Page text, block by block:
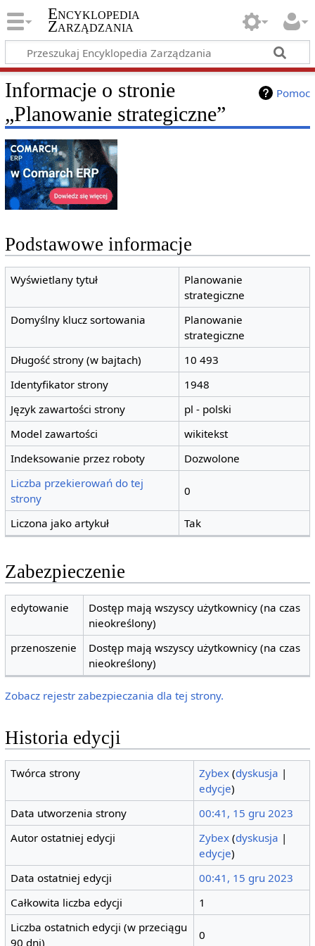
Encyklopedia
Zarządzania
Pomoc
Informacje o stronie
„Planowanie strategiczne”
Podstawowe informacje
Wyświetlany tytuł
Planowanie
strategiczne
Domyślny klucz sortowania
Planowanie
strategiczne
Długość strony (w bajtach)
10 493
Identyfikator strony
1948
Język zawartości strony
pl - polski
Model zawartości
wikitekst
Indeksowanie przez roboty
Dozwolone
Liczba przekierowań do tej
strony
0
Liczona jako artykuł Tak
Zabezpieczenie
edytowanie
Dostęp mają wszyscy użytkownicy (na czas
nieokreślony)
przenoszenie
Dostęp mają wszyscy użytkownicy (na czas
nieokreślony)
Zobacz rejestr zabezpieczania dla tej strony.
Historia edycji
Twórca strony Zybex (dyskusja |
edycje)
Data utworzenia strony
00:41, 15 gru 2023
Autor ostatniej edycji
Zybex (dyskusja |
edycje)
Data ostatniej edycji
00:41, 15 gru 2023
Całkowita liczba edycji
1
Liczba ostatnich edycji (w przeciągu
90 dni)
0